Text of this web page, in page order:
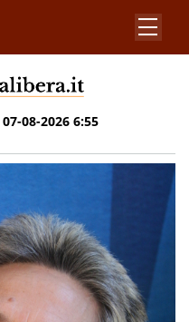
07-08-2026 6:55